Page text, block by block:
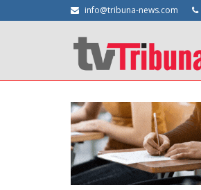
info@tribuna-news.com